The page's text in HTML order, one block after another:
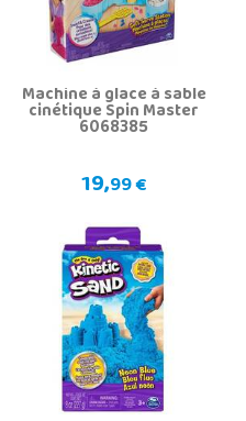
Machine à glace à sable
cinétique Spin Master
6068385
19,99 €